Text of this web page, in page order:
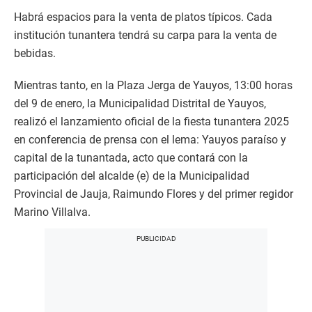
Habrá espacios para la venta de platos típicos. Cada
institución tunantera tendrá su carpa para la venta de
bebidas.
Mientras tanto, en la Plaza Jerga de Yauyos, 13:00 horas
del 9 de enero, la Municipalidad Distrital de Yauyos,
realizó el lanzamiento oficial de la fiesta tunantera 2025
en conferencia de prensa con el lema: Yauyos paraíso y
capital de la tunantada, acto que contará con la
participación del alcalde (e) de la Municipalidad
Provincial de Jauja, Raimundo Flores y del primer regidor
Marino Villalva.